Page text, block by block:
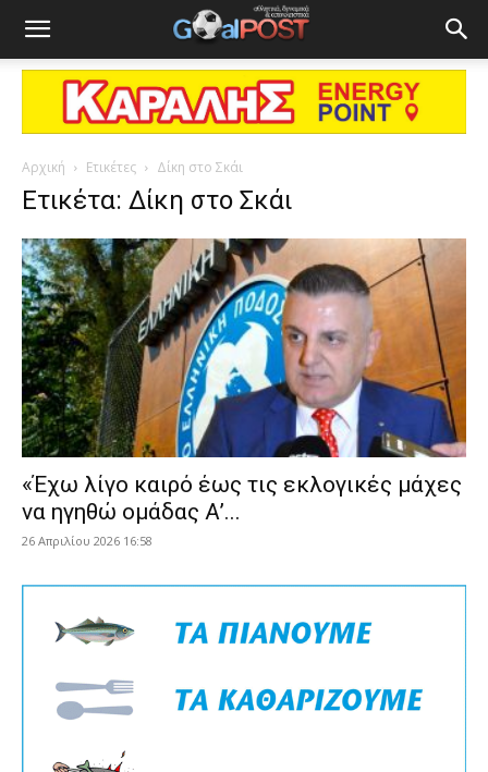
Αρχική Ετικέτες Δίκη στο Σκάι
Ετικέτα: Δίκη στο Σκάι
«Έχω λίγο καιρό έως τις εκλογικές μάχες
να ηγηθώ ομάδας Α’...
26 Απριλίου 2026 16:58